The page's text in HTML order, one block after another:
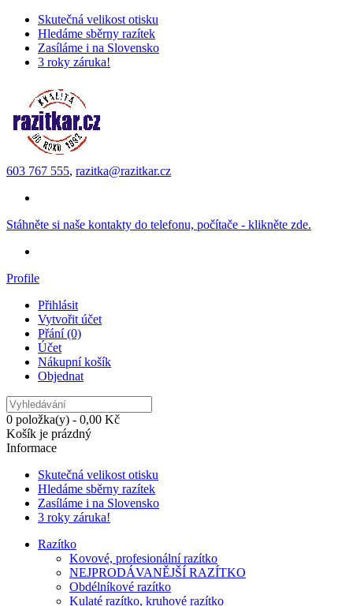
Skutečná velikost otisku
Hledáme sběrny razítek
Zasíláme i na Slovensko
3 roky záruka!
603 767 555, razitka@razitkar.cz
Stáhněte si naše kontakty do telefonu, počítače - klikněte zde.
Profile
Přihlásit
Vytvořit účet
Přání (0)
Účet
Nákupní košík
Objednat
0 položka(y) - 0,00 Kč
Košík je prázdný
Informace
Skutečná velikost otisku
Hledáme sběrny razítek
Zasíláme i na Slovensko
3 roky záruka!
Razítko
Kovové, profesionální razítko
NEJPRODÁVANĚJŠÍ RAZÍTKO
Obdélníkové razítko
Kulaté razítko, kruhové razítko